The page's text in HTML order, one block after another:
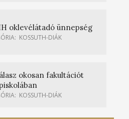
oklevélátadó ünnepség
KOSSUTH-DIÁK
okosan fakultációt
KOSSUTH-DIÁK